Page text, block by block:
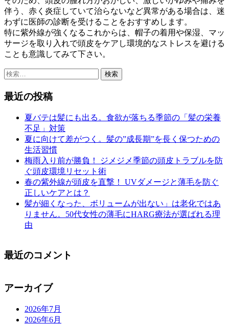
伴う、赤く炎症していて治らないなど異常がある場合は、迷
わずに医師の診断を受けることをおすすめします。
特に紫外線が強くなるこれからは、帽子の着用や保湿、マッ
サージを取り入れで頭皮をケアし環境的なストレスを避ける
ことも意識してみて下さい。
検
最近の投稿
夏バテは髪にも出る。食欲が落ちる季節の「髪の栄養
不足」対策
夏に向けて差がつく。髪の”成長期”を長く保つための
生活習慣
梅雨入り前が勝負！ ジメジメ季節の頭皮トラブルを防
ぐ頭皮環境リセット術
春の紫外線が頭皮を直撃！ UVダメージと薄毛を防ぐ
正しいケアとは？
髪が細くなった、ボリュームが出ない」は老化ではあ
りません。50代女性の薄毛にHARG療法が選ばれる理
由
最近のコメント
アーカイブ
2026年7月
2026年6月